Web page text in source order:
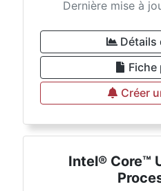
Dernière mise à
Détails
Créer
Intel® Core™